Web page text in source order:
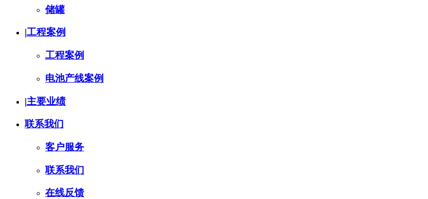
储罐
|工程案例
工程案例
电池产线案例
|主要业绩
联系我们
客户服务
联系我们
在线反馈